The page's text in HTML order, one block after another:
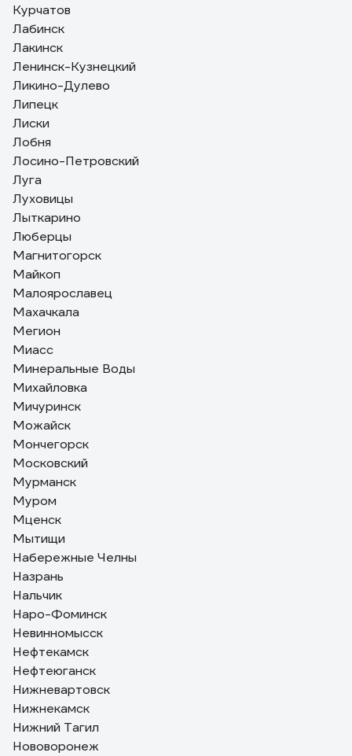
Курчатов
Лабинск
Лакинск
Ленинск-Кузнецкий
Ликино-Дулево
Липецк
Лиски
Лобня
Лосино-Петровский
Луга
Луховицы
Лыткарино
Люберцы
Магнитогорск
Майкоп
Малоярославец
Махачкала
Мегион
Миасс
Минеральные Воды
Михайловка
Мичуринск
Можайск
Мончегорск
Московский
Мурманск
Муром
Мценск
Мытищи
Набережные Челны
Назрань
Нальчик
Наро-Фоминск
Невинномысск
Нефтекамск
Нефтеюганск
Нижневартовск
Нижнекамск
Нижний Тагил
Нововоронеж